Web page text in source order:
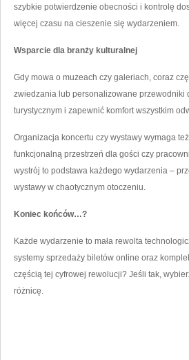
szybkie potwierdzenie obecności i kontrolę
więcej czasu na cieszenie się wydarzeniem.
Wsparcie dla branży kulturalnej
Gdy mowa o muzeach czy galeriach, coraz
zwiedzania lub personalizowane przewodniki
turystycznym i zapewnić komfort wszystkim
Organizacja koncertu czy wystawy wymaga
funkcjonalną przestrzeń dla gości czy
wystrój to podstawa każdego wydarzenia –
wystawy w chaotycznym otoczeniu.
Koniec końców…?
Każde wydarzenie to mała rewolta
systemy sprzedaży biletów online oraz
częścią tej cyfrowej rewolucji? Jeśli tak,
różnicę.